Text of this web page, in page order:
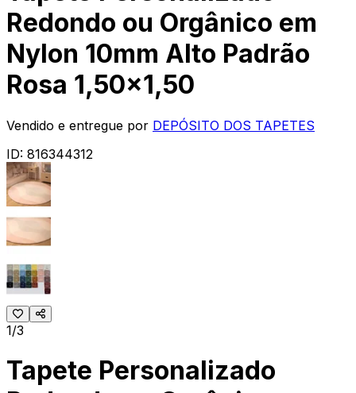
Redondo ou Orgânico em
Nylon 10mm Alto Padrão
Rosa 1,50x1,50
Vendido e entregue por DEPÓSITO DOS TAPETES
ID: 816344312
1/3
Tapete Personalizado